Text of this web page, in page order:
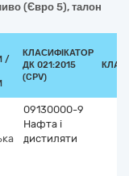
(Євро 5), талон
/
КЛАСИФІКАТОР
ДК 021:2015
(CPV)
09130000-9
Нафта і
дистиляти